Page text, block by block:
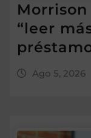
“leer
Ago 5, 2026